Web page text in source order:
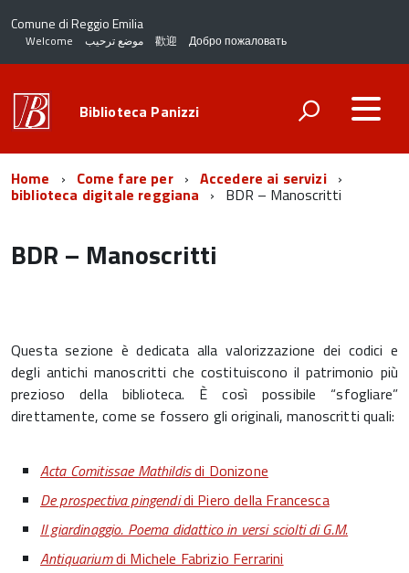
Comune di Reggio Emilia
Welcome موضع ترحيب 歡迎 Добро пожаловать
Biblioteca Panizzi
Home Come fare per Accedere ai servizi
biblioteca digitale reggiana BDR – Manoscritti
BDR – Manoscritti
Questa sezione è dedicata alla valorizzazione dei codici e
degli antichi manoscritti che costituiscono il patrimonio più
prezioso della biblioteca. È così possibile “sfogliare”
direttamente, come se fossero gli originali, manoscritti quali:
Acta Comitissae Mathildisdi Donizone
De prospectiva pingendidi Piero della Francesca
Il giardinaggio. Poema didattico in versi sciolti di G.M.
Antiquariumdi Michele Fabrizio Ferrarini